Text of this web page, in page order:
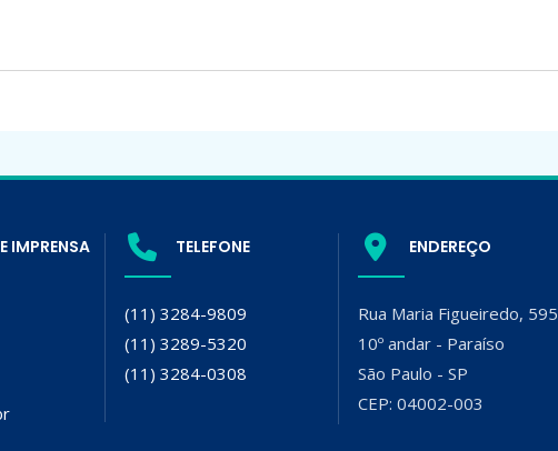
IMPRENSA TELEFONE
(11) 3284-9809
(11) 3289-5320
(11) 3284-0308
ENDEREÇO
Rua Maria Figueiredo, 595
10º andar - Paraíso
São Paulo - SP
CEP: 04002-003